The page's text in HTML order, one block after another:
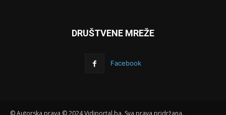
DRUŠTVENE MREŽE
Facebook